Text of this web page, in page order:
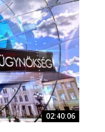
02:40:06